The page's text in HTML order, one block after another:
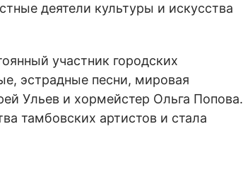
деятели культуры и искусства
участник городских
эстрадные песни, мировая
Ульев и хормейстер Ольга Попова.
тамбовских артистов и стала